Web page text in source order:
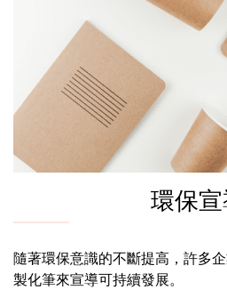
環保宣
隨著環保意識的不斷提高，許多
製化筆來宣導可持續發展。